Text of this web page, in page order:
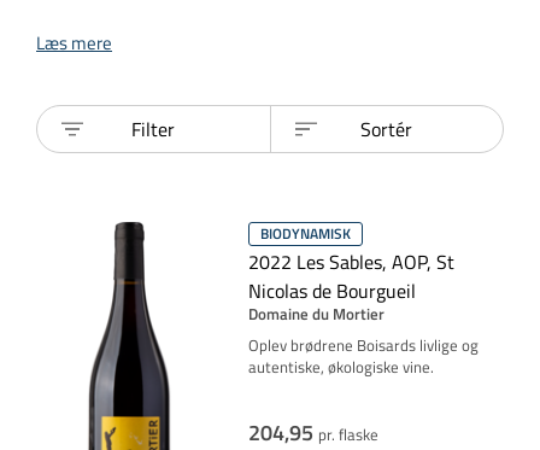
Læs mere
Filter Sortér
BIODYNAMISK
2022 Les Sables, AOP, St
Nicolas de Bourgueil
Domaine du Mortier
Oplev brødrene Boisards livlige og
autentiske, økologiske vine.
204,95 pr. flaske